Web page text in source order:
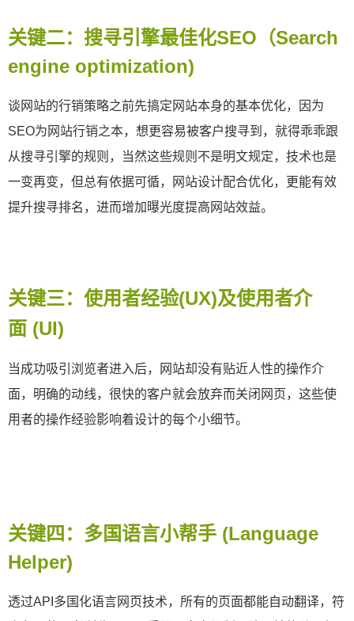
关键二：搜寻引擎最佳化SEO （Search
engine optimization)
谈网站的行销策略之前先搞定网站本身的基本优化，因为
SEO为网站行销之本，想更容易被客户搜寻到，就得乖乖跟
从搜寻引擎的规则，当然这些规则不是明文规定，技术也是
一变再变，但总有依据可循，网站设计配合优化，更能有效
提升搜寻排名，进而增加曝光度提高网站效益。
关键三：使用者经验(UX)及使用者介
面 (UI)
当成功吸引浏览者进入后，网站却没有贴近人性的操作介
面，明确的动线，很快的客户就会放弃而关闭网页，这些使
用者的操作经验影响着设计的每个小细节。
关键四：多国语言小帮手 (Language
Helper)
透过API 多国化语言网页技术，所有的页面都能自动翻译，符